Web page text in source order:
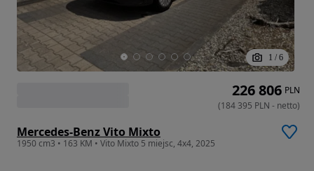
1 / 6
Mercedes-Benz Vito Mixto
1950 cm3 • 163 KM • Vito Mixto 5 miejsc, 4x4, 2025
226 806 PLN
(184 395 PLN - netto)